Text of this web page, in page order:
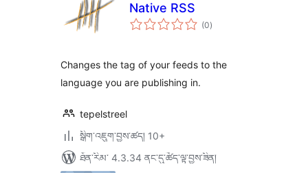
Native RSS
(0གདེང་
འཇོག་
)
Changes the tag of your feeds to the
language you are publishing in.
tepelstreel
སྒྲིག་འཇུག་བྱས་ཚད། 10+
ཐོན་རིམ་ 4.3.34 ནང་དུ་ཚོད་ལྟ་བྱས་ཟིན།